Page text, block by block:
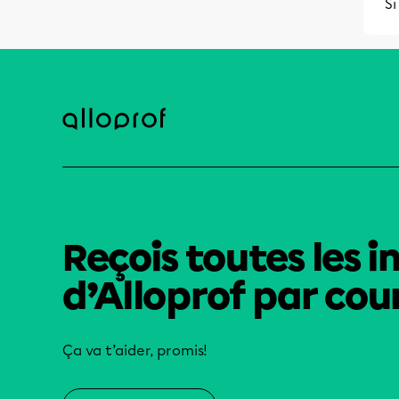
Reçois toutes les
d’Alloprof par
Ça va t’aider, promis!